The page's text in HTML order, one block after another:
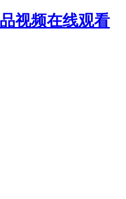
视频在线观看